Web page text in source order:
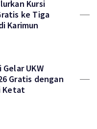
Kursi
ke Tiga
Karimun
Gelar UKW
Gratis dengan
Ketat